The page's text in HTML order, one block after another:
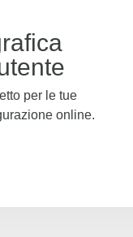
per le tue
online.